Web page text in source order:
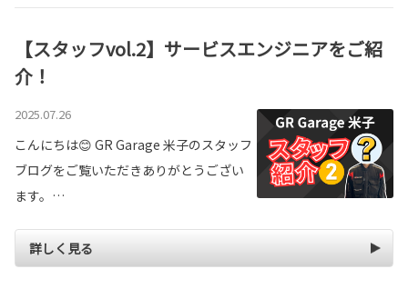
【スタッフvol.2】サービスエンジニアをご紹
介！
2025.07.26
こんにちは😊 GR Garage 米子のスタッフ
ブログをご覧いただきありがとうござい
ます。…
詳しく見る